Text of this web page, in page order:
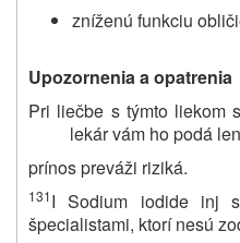
zníženú funkciu
Upozornenia a opatrenia
Pri liečbe s týmto liekom
lekár vám ho podá
prínos preváži riziká.
131I Sodium iodide inj
špecialistami, ktorí nesú